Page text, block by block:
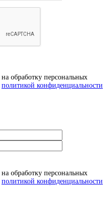
на обработку персональных
политикой конфиденциальности
на обработку персональных
политикой конфиденциальности